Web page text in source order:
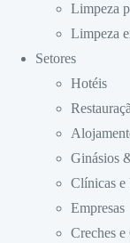
Limpeza
Limpeza
Setores
Hotéis
Ginásios
Clínicas e
Empresas
Creches